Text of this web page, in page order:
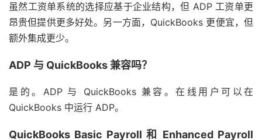
虽然工资单系统的选择应基于企业结构，但 ADP 工资单更
昂贵但提供更多好处。另一方面，QuickBooks 更便宜，但
额外集成更少。
ADP 与 QuickBooks 兼容吗？
是的。ADP 与 QuickBooks 兼容。在线用户可以在
QuickBooks 中运行 ADP。
QuickBooks Basic Payroll 和 Enhanced Payroll